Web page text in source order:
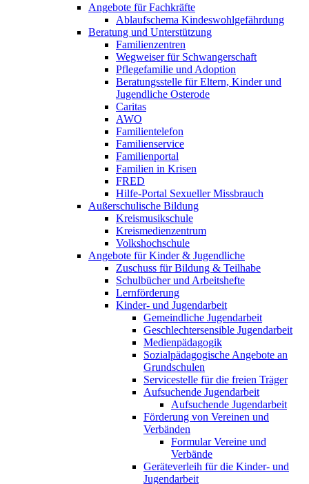
Angebote für Fachkräfte
Ablaufschema Kindeswohlgefährdung
Beratung und Unterstützung
Familienzentren
Wegweiser für Schwangerschaft
Pflegefamilie und Adoption
Beratungsstelle für Eltern, Kinder und
Jugendliche Osterode
Caritas
AWO
Familientelefon
Familienservice
Familienportal
Familien in Krisen
FRED
Hilfe-Portal Sexueller Missbrauch
Außerschulische Bildung
Kreismusikschule
Kreismedienzentrum
Volkshochschule
Angebote für Kinder & Jugendliche
Zuschuss für Bildung & Teilhabe
Schulbücher und Arbeitshefte
Lernförderung
Kinder- und Jugendarbeit
Gemeindliche Jugendarbeit
Geschlechtersensible Jugendarbeit
Medienpädagogik
Sozialpädagogische Angebote an
Grundschulen
Servicestelle für die freien Träger
Aufsuchende Jugendarbeit
Aufsuchende Jugendarbeit
Förderung von Vereinen und
Verbänden
Formular Vereine und
Verbände
Geräteverleih für die Kinder- und
Jugendarbeit